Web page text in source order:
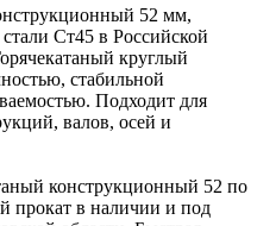
52 мм,
Ст45 в Российской
круглый
стабильной
Подходит для
валов, осей и
конструкционный 52 по
прокат в наличии и под